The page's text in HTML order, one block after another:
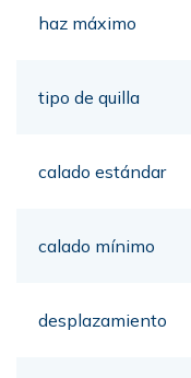
haz máximo
tipo de quilla
calado estándar
calado mínimo
desplazamiento